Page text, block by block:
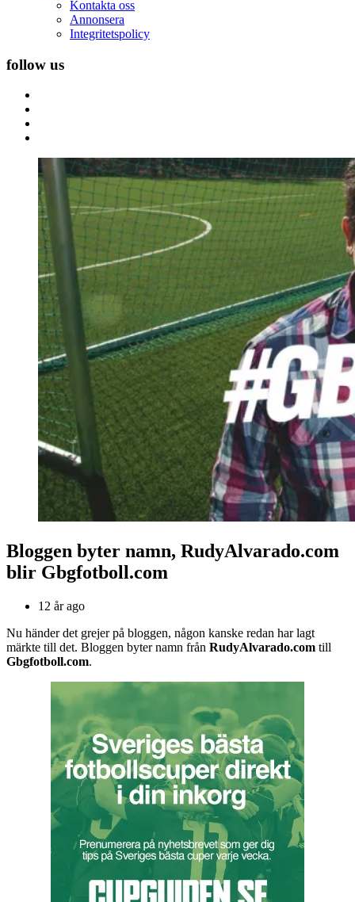
Kontakta oss
Annonsera
Integritetspolicy
follow us
Bloggen byter namn, RudyAlvarado.com
blir Gbgfotboll.com
12 år ago
Nu händer det grejer på bloggen, någon kanske redan har lagt
märkte till det. Bloggen byter namn från RudyAlvarado.com till
Gbgfotboll.com.